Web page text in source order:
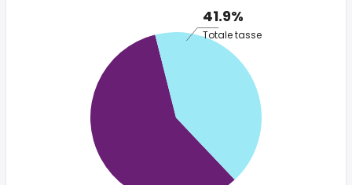
41.9%
Totale tasse